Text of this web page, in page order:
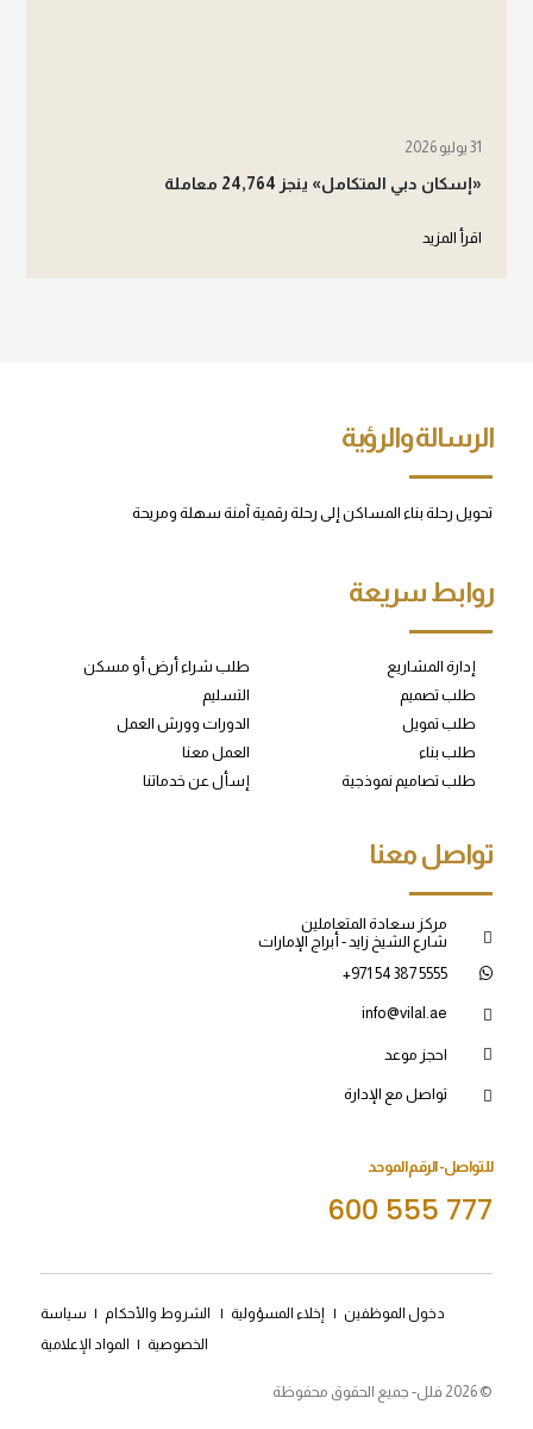
31 يوليو 2026
«إسكان دبي المتكامل» ينجز 24,764 معاملة
اقرأ المزيد
الرسالة والرؤية
تحويل رحلة بناء المساكن إلى رحلة رقمية آمنة سهلة ومريحة
روابط سريعة
إدارة المشاريع
طلب تصميم
طلب تمويل
طلب بناء
طلب تصاميم نموذجية
طلب شراء أرض أو مسكن
التسليم
الدورات وورش العمل
العمل معنا
إسأل عن خدماتنا
تواصل معنا
مركز سعادة المتعاملين
شارع الشيخ زايد - أبراج الإمارات
+971 54 387 5555
info@vilal.ae
احجز موعد
تواصل مع الإدارة
للتواصل- الرقم الموحد
600 555 777
© 2026 فلل- جميع الحقوق محفوظة
دخول الموظفين |إخلاء المسؤولية | الشروط والأحكام | سياسة
الخصوصية | المواد الإعلامية